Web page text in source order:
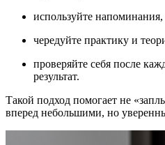
используйте
чередуйте практику и
проверяйте себя после
результат.
Такой подход помогает не
вперед небольшими, но